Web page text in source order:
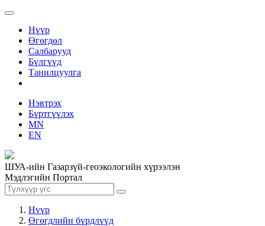
Нүүр
Өгөгдөл
Салбарууд
Бүлгүүд
Танилцуулга
Нэвтрэх
Бүртгүүлэх
MN
EN
ШУА-ийн Газарзүй-геоэкологийн хүрээлэн
Мэдлэгийн Портал
Нүүр
Өгөгдлийн бүрдлүүд